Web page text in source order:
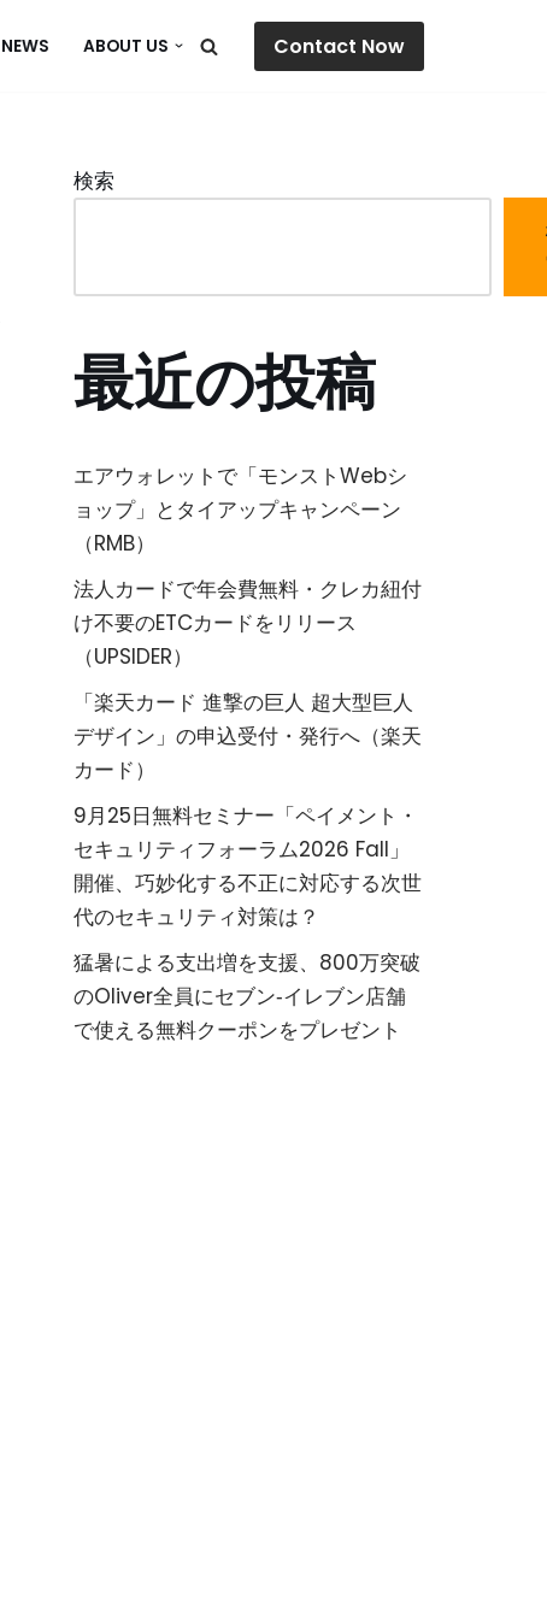
NEWS ABOUT US Contact Now
検索
最近の投稿
エアウォレットで「モンストWebシ
ョップ」とタイアップキャンペーン
（RMB）
法人カードで年会費無料・クレカ紐付
け不要のETCカードをリリース
（UPSIDER）
「楽天カード 進撃の巨人 超大型巨人
デザイン」の申込受付・発行へ（楽天
カード）
9月25日無料セミナー「ペイメント・
セキュリティフォーラム2026 Fall」
開催、巧妙化する不正に対応する次世
代のセキュリティ対策は？
猛暑による支出増を支援、800万突破
のOliver全員にセブン‐イレブン店舗
で使える無料クーポンをプレゼント